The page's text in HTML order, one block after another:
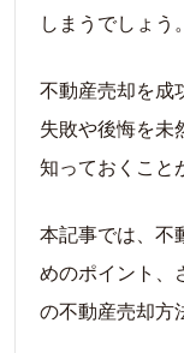
しまうでしょう。
不動産売却を成
失敗や後悔を未
知っておくこと
本記事では、不
めのポイント、
の不動産売却方